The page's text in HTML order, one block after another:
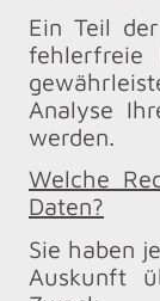
Ein Teil
fehlerfreie
Analyse
werden.
Welche
Daten?
Sie haben
Auskunft